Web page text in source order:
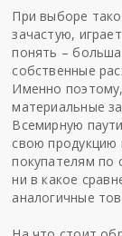
При выборе
зачастую,
понять –
собственные
Именно
материальные
Всемирную
свою продукцию
покупателям по
ни в какое
аналогичные